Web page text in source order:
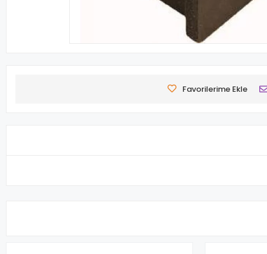
Favorilerime Ekle